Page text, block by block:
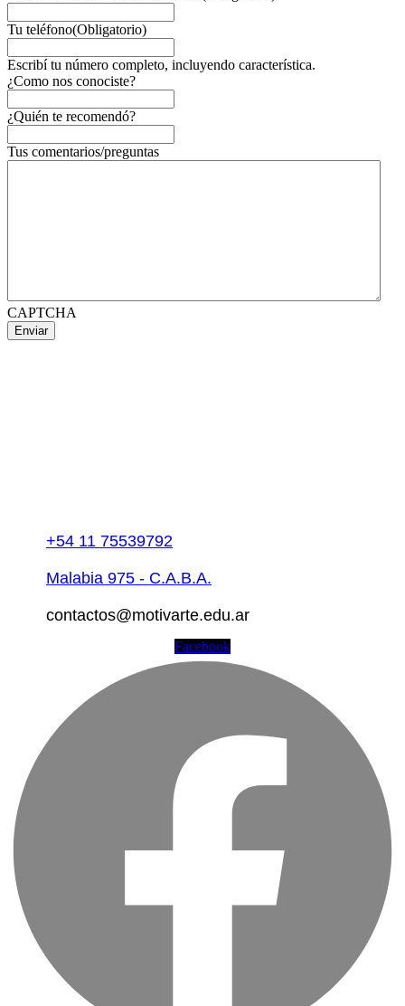
Tu teléfono(Obligatorio)
Escribí tu número completo, incluyendo característica.
¿Como nos conociste?
¿Quién te recomendó?
Tus comentarios/preguntas
CAPTCHA
+54 11 75539792
Malabia 975 - C.A.B.A.
contactos@motivarte.edu.ar
Facebook